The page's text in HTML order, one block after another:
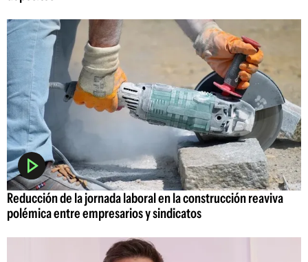
Reducción de la jornada laboral en la construcción reaviva
polémica entre empresarios y sindicatos